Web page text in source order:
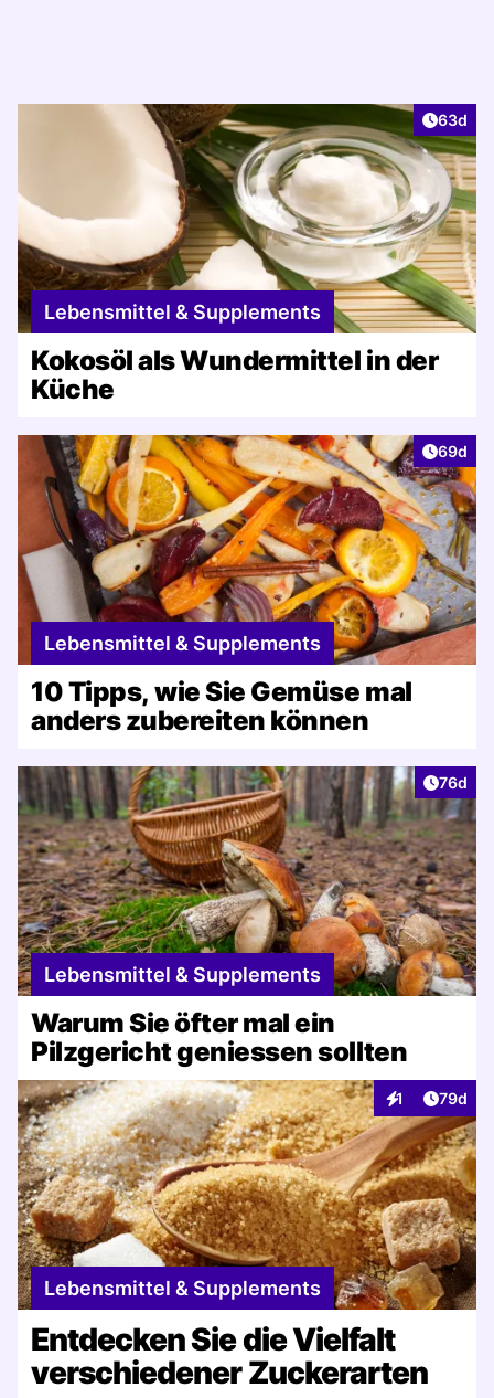
Artikel
63d
Lebensmittel & Supplements
Kokosöl als Wundermittel in der
Küche
Artikel
69d
Lebensmittel & Supplements
10 Tipps, wie Sie Gemüse mal
anders zubereiten können
Artikel
76d
Lebensmittel & Supplements
Warum Sie öfter mal ein
Pilzgericht geniessen sollten
1
Interaktionen
Artikel
79d
Lebensmittel & Supplements
Entdecken Sie die Vielfalt
verschiedener Zuckerarten